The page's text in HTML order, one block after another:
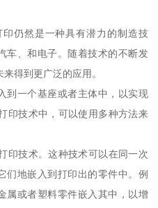
仍然是一种具有潜力的制造技
车、和电子。随着技术的不断发
得到更广泛的应用。
到一个基座或者主体中，以实现
印技术中，可以使用多种方法来
印技术。这种技术可以在同一次
们地嵌入到打印出的零件中。例
属或者塑料零件嵌入其中，以增